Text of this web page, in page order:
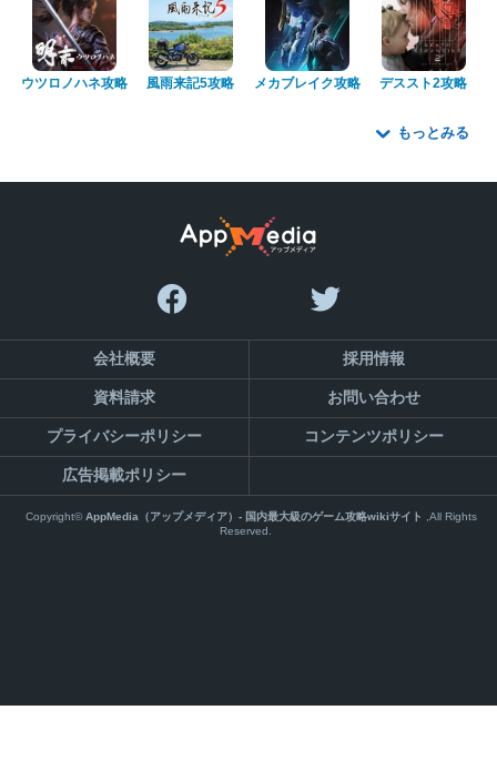
ウツロノハネ攻略 風雨来記5攻略 メカブレイク攻略 デススト2攻略
もっとみる
会社概要 採用情報
資料請求 お問い合わせ
プライバシーポリシー コンテンツポリシー
広告掲載ポリシー
Copyright©AppMedia（アップメディア）- 国内最大級のゲーム攻略wikiサイト
,All Rights
Reserved.